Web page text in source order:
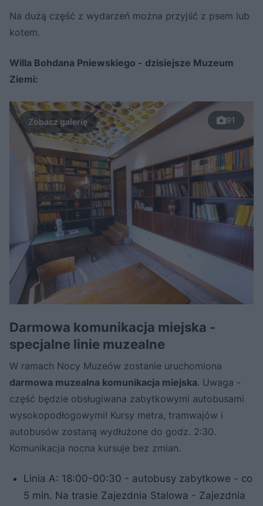
Na dużą część z wydarzeń można przyjść z psem lub
kotem.
Willa Bohdana Pniewskiego - dzisiejsze Muzeum
Ziemi:
91
Darmowa komunikacja miejska -
specjalne linie muzealne
W ramach Nocy Muzeów zostanie uruchomiona
darmowa muzealna komunikacja miejska. Uwaga -
część będzie obsługiwana zabytkowymi autobusami
wysokopodłogowymi! Kursy metra, tramwajów i
autobusów zostaną wydłużone do godz. 2:30.
Komunikacja nocna kursuje bez zmian.
Linia A: 18:00-00:30 - autobusy zabytkowe - co
5 min. Na trasie Zajezdnia Stalowa - Zajezdnia